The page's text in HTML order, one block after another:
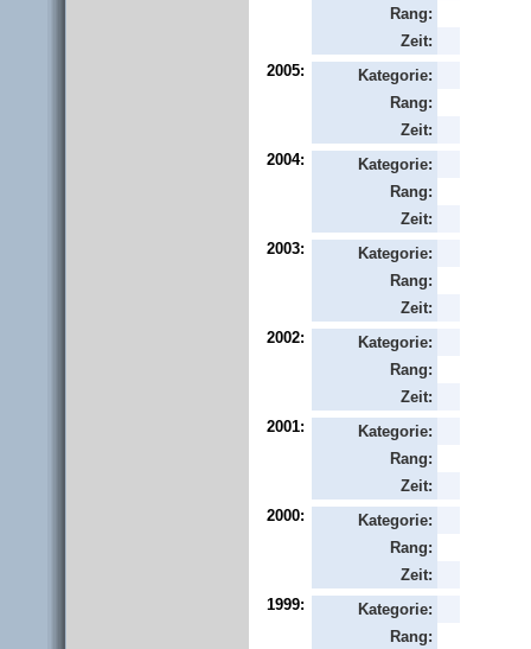
Rang:
Zeit:
2005:
Kategorie:
Rang:
Zeit:
2004:
Kategorie:
Rang:
Zeit:
2003:
Kategorie:
Rang:
Zeit:
2002:
Kategorie:
Rang:
Zeit:
2001:
Kategorie:
Rang:
Zeit:
2000:
Kategorie:
Rang:
Zeit:
1999:
Kategorie:
Rang: